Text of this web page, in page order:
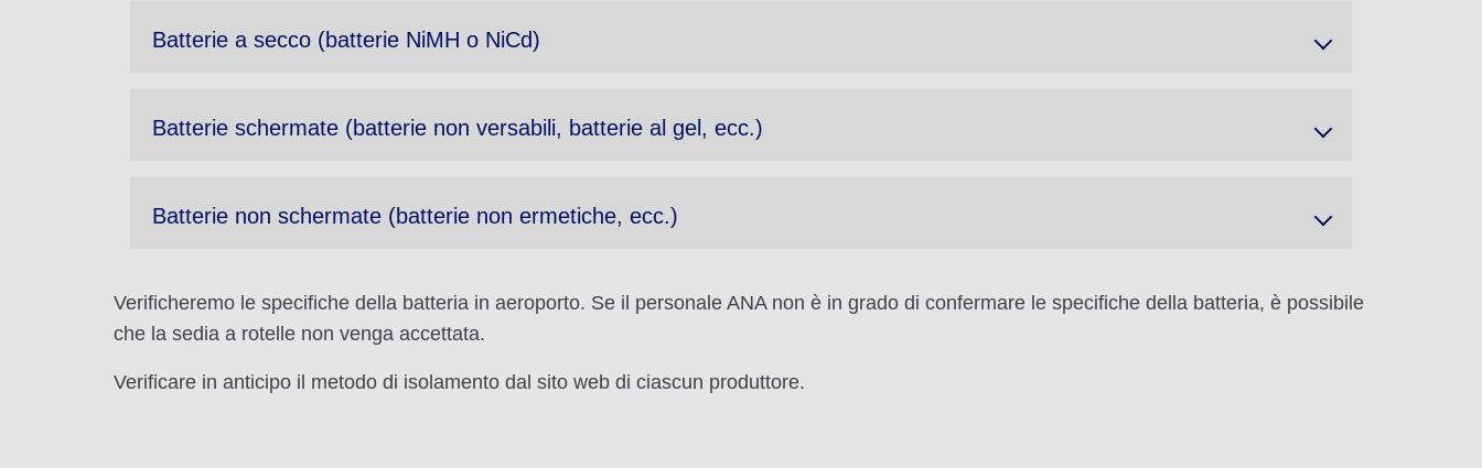
Batterie a secco (batterie NiMH o NiCd)
Batterie schermate (batterie non versabili, batterie al gel, ecc.)
Batterie non schermate (batterie non ermetiche, ecc.)
Verificheremo le specifiche della batteria in aeroporto. Se il personale ANA non è in grado di confermare le specifiche della batteria, è possibile
che la sedia a rotelle non venga accettata.
Verificare in anticipo il metodo di isolamento dal sito web di ciascun produttore.